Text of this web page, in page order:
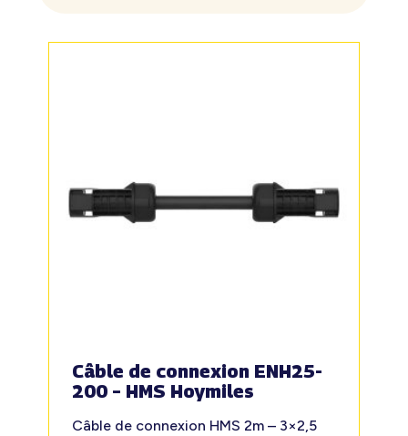
Câble de connexion ENH25-
200 – HMS Hoymiles
Câble de connexion HMS 2m – 3×2,5